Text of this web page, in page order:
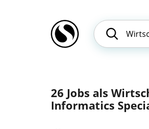
26 Jobs als
Informatics